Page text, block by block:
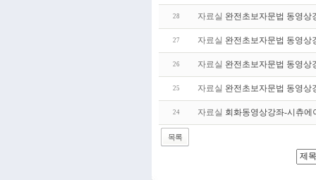
28 자료실 완전초보자문법 동영상
27 자료실 완전초보자문법 동영상
26 자료실 완전초보자문법 동영상
25 자료실 완전초보자문법 동영상
24 자료실 회화동영상강좌-시츄에
목록